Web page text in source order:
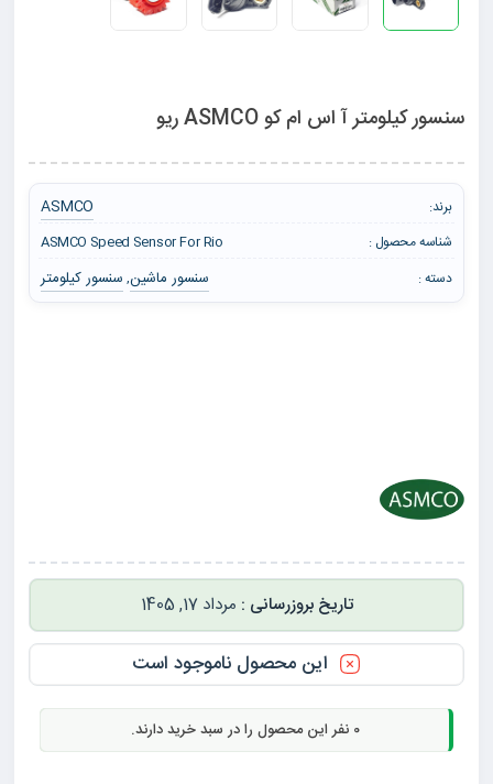
سنسور کیلومتر آ اس ام کو ASMCO ریو
برند: ASMCO
شناسه محصول :
ASMCO Speed Sensor For Rio
دسته :
سنسور ماشین, سنسور کیلومتر
مرداد 17, 1405
این محصول ناموجود است
0 نفر این محصول را در سبد خرید دارند.